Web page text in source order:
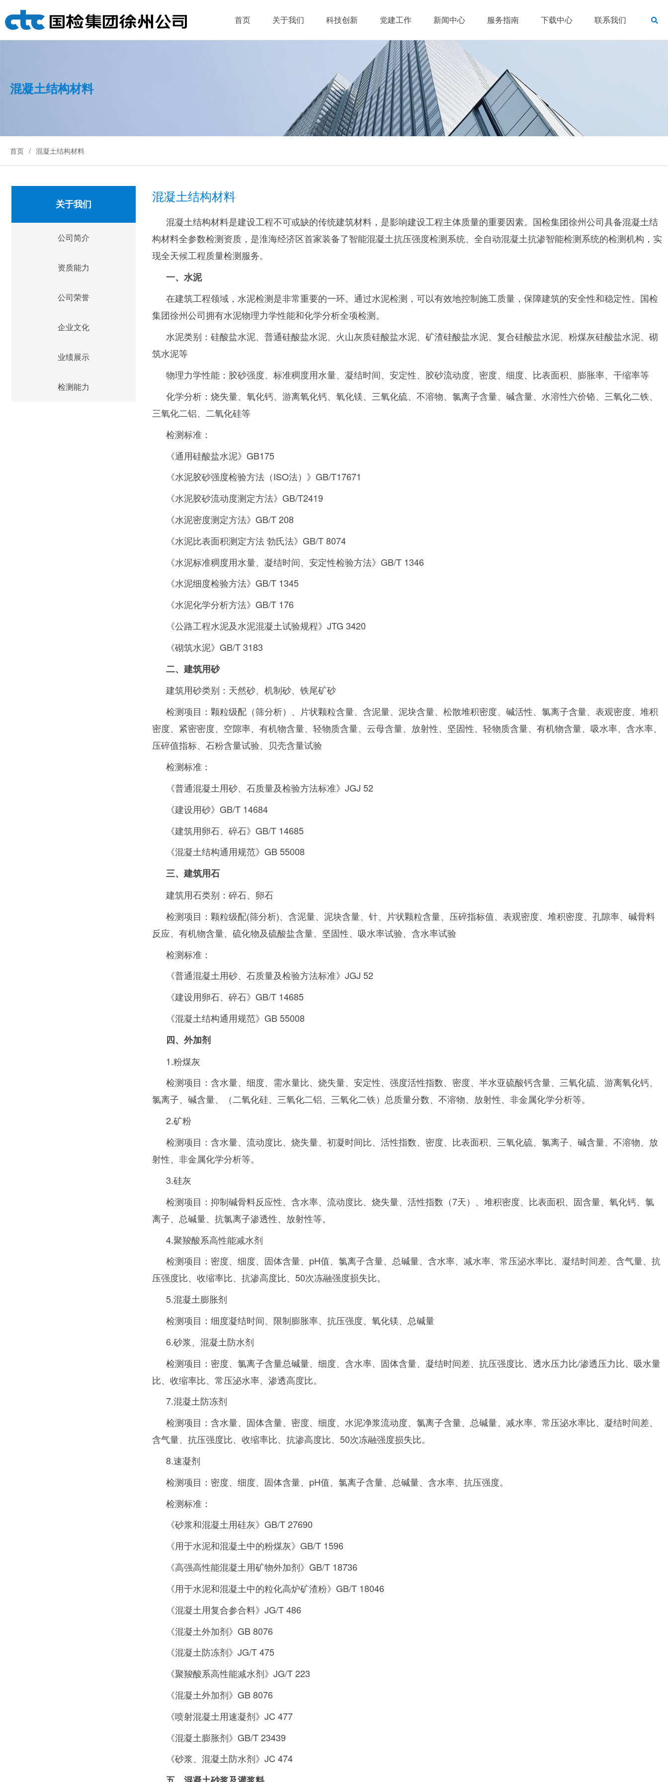
首页 关于我们 科技创新 党建工作 新闻中心 服务指南 下载中心 联系我们
混凝土结构材料
首页 混凝土结构材料
关于我们
公司简介
资质能力
公司荣誉
企业文化
业绩展示
检测能力
混凝土结构材料
混凝土结构材料是建设工程不可或缺的传统建筑材料，是影响建设工程主体质量的重要因素。国检集团徐州公司具备混凝土结
构材料全参数检测资质，是淮海经济区首家装备了智能混凝土抗压强度检测系统、全自动混凝土抗渗智能检测系统的检测机构，实
现全天候工程质量检测服务。
一、水泥
在建筑工程领域，水泥检测是非常重要的一环。通过水泥检测，可以有效地控制施工质量，保障建筑的安全性和稳定性。国检
集团徐州公司拥有水泥物理力学性能和化学分析全项检测。
水泥类别：硅酸盐水泥、普通硅酸盐水泥、火山灰质硅酸盐水泥、矿渣硅酸盐水泥、复合硅酸盐水泥、粉煤灰硅酸盐水泥、砌
筑水泥等
物理力学性能：胶砂强度、标准稠度用水量、凝结时间、安定性、胶砂流动度、密度、细度、比表面积、膨胀率、干缩率等
化学分析：烧失量、氧化钙、游离氧化钙、氧化镁、三氧化硫、不溶物、氯离子含量、碱含量、水溶性六价铬、三氧化二铁、
三氧化二铝、二氧化硅等
检测标准：
《通用硅酸盐水泥》GB175
《水泥胶砂强度检验方法（ISO法）》GB/T17671
《水泥胶砂流动度测定方法》GB/T2419
《水泥密度测定方法》GB/T 208
《水泥比表面积测定方法 勃氏法》GB/T 8074
《水泥标准稠度用水量、凝结时间、安定性检验方法》GB/T 1346
《水泥细度检验方法》GB/T 1345
《水泥化学分析方法》GB/T 176
《公路工程水泥及水泥混凝土试验规程》JTG 3420
《砌筑水泥》GB/T 3183
二、建筑用砂
建筑用砂类别：天然砂、机制砂、铁尾矿砂
检测项目：颗粒级配（筛分析）、片状颗粒含量、含泥量、泥块含量、松散堆积密度、碱活性、氯离子含量、表观密度、堆积
密度、紧密密度、空隙率、有机物含量、轻物质含量、云母含量、放射性、坚固性、轻物质含量、有机物含量、吸水率、含水率、
压碎值指标、石粉含量试验、贝壳含量试验
检测标准：
《普通混凝土用砂、石质量及检验方法标准》JGJ 52
《建设用砂》GB/T 14684
《建筑用卵石、碎石》GB/T 14685
《混凝土结构通用规范》GB 55008
三、建筑用石
建筑用石类别：碎石、卵石
检测项目：颗粒级配(筛分析)、含泥量、泥块含量、针、片状颗粒含量、压碎指标值、表观密度、堆积密度、孔隙率、碱骨料
反应、有机物含量、硫化物及硫酸盐含量、坚固性、吸水率试验、含水率试验
检测标准：
《普通混凝土用砂、石质量及检验方法标准》JGJ 52
《建设用卵石、碎石》GB/T 14685
《混凝土结构通用规范》GB 55008
四、外加剂
1.粉煤灰
检测项目：含水量、细度、需水量比、烧失量、安定性、强度活性指数、密度、半水亚硫酸钙含量、三氧化硫、游离氧化钙、
氯离子、碱含量、（二氧化硅、三氧化二铝、三氧化二铁）总质量分数、不溶物、放射性、非金属化学分析等。
2.矿粉
检测项目：含水量、流动度比、烧失量、初凝时间比、活性指数、密度、比表面积、三氧化硫、氯离子、碱含量、不溶物、放
射性、非金属化学分析等。
3.硅灰
检测项目：抑制碱骨料反应性、含水率、流动度比、烧失量、活性指数（7天）、堆积密度、比表面积、固含量、氧化钙、氯
离子、总碱量、抗氯离子渗透性、放射性等。
4.聚羧酸系高性能减水剂
检测项目：密度、细度、固体含量、pH值、氯离子含量、总碱量、含水率、减水率、常压泌水率比、凝结时间差、含气量、抗
压强度比、收缩率比、抗渗高度比、50次冻融强度损失比。
5.混凝土膨胀剂
检测项目：细度凝结时间、限制膨胀率、抗压强度、氧化镁、总碱量
6.砂浆、混凝土防水剂
检测项目：密度、氯离子含量总碱量、细度、含水率、固体含量、凝结时间差、抗压强度比、透水压力比/渗透压力比、吸水量
比、收缩率比、常压泌水率、渗透高度比。
7.混凝土防冻剂
检测项目：含水量、固体含量、密度、细度、水泥净浆流动度、氯离子含量、总碱量、减水率、常压泌水率比、凝结时间差、
含气量、抗压强度比、收缩率比、抗渗高度比、50次冻融强度损失比。
8.速凝剂
检测项目：密度、细度、固体含量、pH值、氯离子含量、总碱量、含水率、抗压强度。
检测标准：
《砂浆和混凝土用硅灰》GB/T 27690
《用于水泥和混凝土中的粉煤灰》GB/T 1596
《高强高性能混凝土用矿物外加剂》GB/T 18736
《用于水泥和混凝土中的粒化高炉矿渣粉》GB/T 18046
《混凝土用复合参合料》JG/T 486
《混凝土外加剂》GB 8076
《混凝土防冻剂》JG/T 475
《聚羧酸系高性能减水剂》JG/T 223
《混凝土外加剂》GB 8076
《喷射混凝土用速凝剂》JC 477
《混凝土膨胀剂》GB/T 23439
《砂浆、混凝土防水剂》JC 474